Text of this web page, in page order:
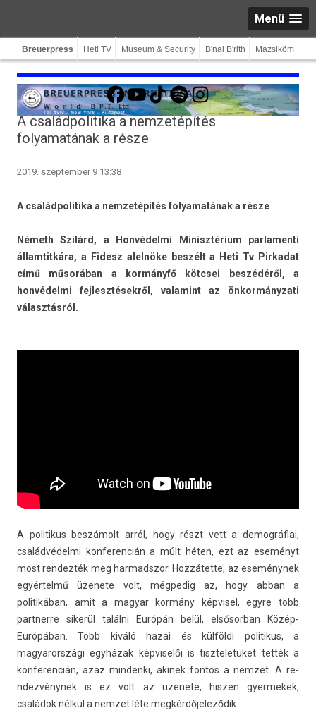
Menü
Breuerpress Heti TV Museum & Security B'nai B'rith Mazsiköm
Facebook
YouTube
TikTokSpotifyInstagram
A családpolitika a nemzetépítés
folyamatának a része
2019. szeptember 9 13:38
A család­politika a nem­zetépítés folyamatának a része
Németh Szilárd, a Honvédelmi Minisztérium par­lamen­ti
állam­titkára, a Fidesz alelnöke beszélt a Heti Tv Pir­kadat
című műsorában a kormányfő kötcsei beszédéről, a
honvédelmi fej­lesztések­ről, valamint az önkor­mányzati
választásról.
A politikus beszámolt arról, hogy részt vett a de­mog­ráfiai,
családvédelmi kon­feren­cián a múlt héten, ezt az eseményt
most re­ndez­ték meg har­madszor. Hozzátette, az eseménynek
egyértelmű üzenete volt, még­pedig az, hogy abban a
politikában, amit a magyar kormány kép­visel, egyre több
partner­re sikerül találni Európán belül, el­sősor­ban Közép-
Európában. Több kiváló hazai és külföldi politikus, a
magyarországi egyházak kép­viselői is tiszteletüket tették a
kon­feren­cián, azaz min­denki, akinek fon­tos a nem­zet. A re­
ndez­vénynek is ez volt az üzenete, hisz­en gyer­mekek,
családok nélkül a nem­zet léte megkérdőjeleződik.